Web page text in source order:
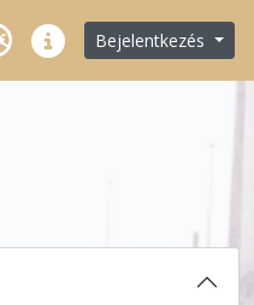
Gyorshivatkozások
Bejelentkezés